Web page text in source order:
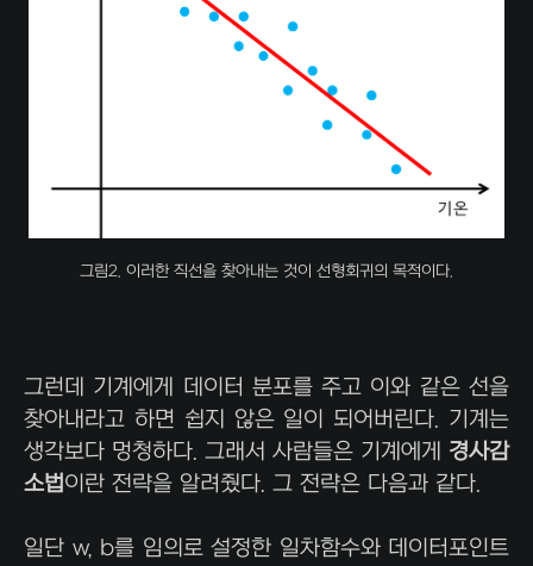
그림2. 이러한 직선을 찾아내는 것이 선형회귀의 목적이다.
그런데 기계에게 데이터 분포를 주고 이와 같은 선을
찾아내라고 하면 쉽지 않은 일이 되어버린다. 기계는
생각보다 멍청하다. 그래서 사람들은 기계에게 경사감
소법이란 전략을 알려줬다. 그 전략은 다음과 같다.
일단 w, b를 임의로 설정한 일차함수와 데이터포인트